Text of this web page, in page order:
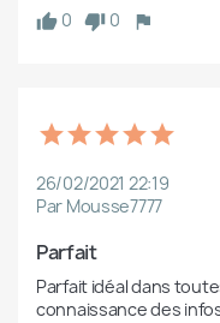
0
0
26/02/2021 22:19
Par Mousse7777
Parfait
Parfait idéal dans
connaissance des